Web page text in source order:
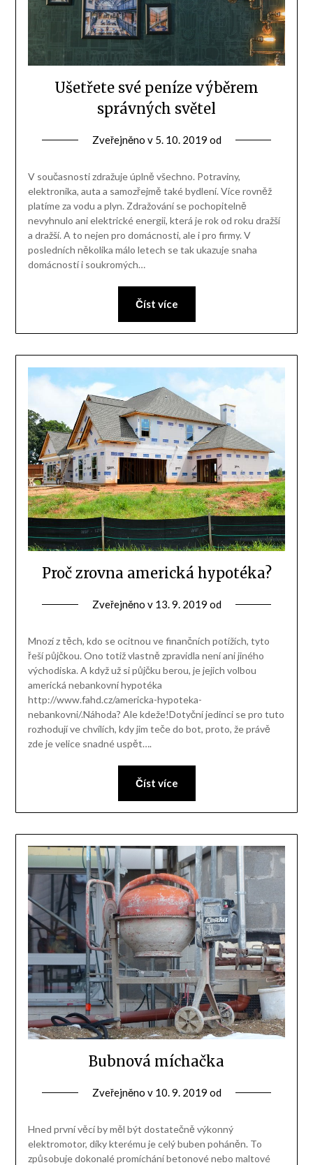
Ušetřete své peníze výběrem
správných světel
Zveřejněno v 5. 10. 2019 od
V současnosti zdražuje úplně všechno. Potraviny,
elektronika, auta a samozřejmě také bydlení. Více rovněž
platíme za vodu a plyn. Zdražování se pochopitelně
nevyhnulo ani elektrické energii, která je rok od roku dražší
a dražší. A to nejen pro domácnosti, ale i pro firmy. V
posledních několika málo letech se tak ukazuje snaha
domácností i soukromých…
Číst více
Proč zrovna americká hypotéka?
Zveřejněno v 13. 9. 2019 od
Mnozí z těch, kdo se ocitnou ve finančních potížích, tyto
řeší půjčkou. Ono totiž vlastně zpravidla není ani jiného
východiska. A když už si půjčku berou, je jejich volbou
americká nebankovní hypotéka
http://www.fahd.cz/americka-hypoteka-
nebankovni/.Náhoda? Ale kdeže!Dotyční jedinci se pro tuto
rozhodují ve chvílích, kdy jim teče do bot, proto, že právě
zde je velice snadné uspět….
Číst více
Bubnová míchačka
Zveřejněno v 10. 9. 2019 od
Hned první věcí by měl být dostatečně výkonný
elektromotor, díky kterému je celý buben poháněn. To
způsobuje dokonalé promíchání betonové nebo maltové